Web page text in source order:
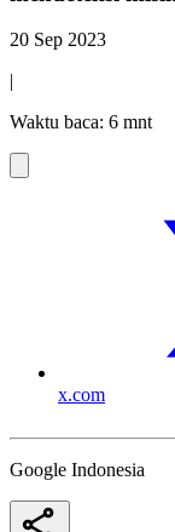
20 Sep 2023
|
Waktu baca: 6 mnt
x.com
Google Indonesia